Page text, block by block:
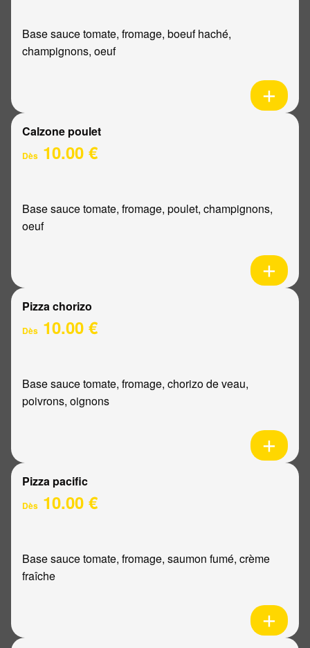
Base sauce tomate, fromage, boeuf haché,
champignons, oeuf
Calzone poulet
Dès 10.00 €
Base sauce tomate, fromage, poulet, champignons,
oeuf
Pizza chorizo
Dès 10.00 €
Base sauce tomate, fromage, chorizo de veau,
poivrons, oignons
Pizza pacific
Dès 10.00 €
Base sauce tomate, fromage, saumon fumé, crème
fraîche